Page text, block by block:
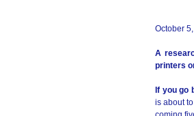
October
A
printers
If you go
is about